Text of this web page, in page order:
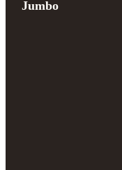
Jumbo